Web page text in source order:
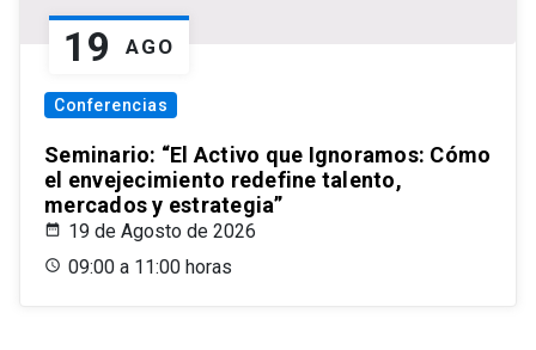
19 AGO
Conferencias
Seminario: “El Activo que Ignoramos: Cómo
el envejecimiento redefine talento,
mercados y estrategia”
19 de Agosto de 2026
09:00 a 11:00 horas